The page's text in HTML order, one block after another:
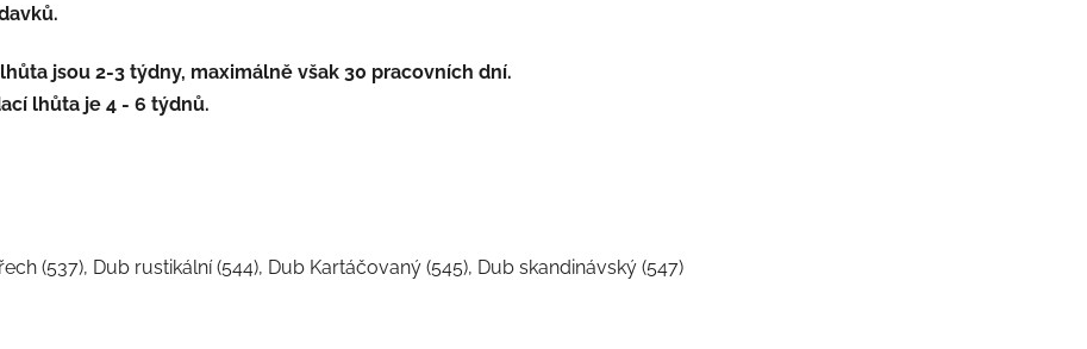
jsou 2-3 týdny, maximálně však 30 pracovních dní.
lhůta je 4 - 6 týdnů.
(537), Dub rustikální (544), Dub Kartáčovaný (545), Dub skandinávský (547)